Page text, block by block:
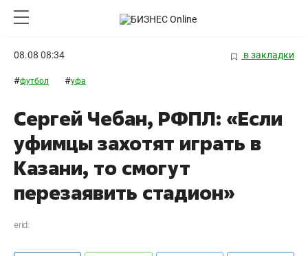
08.08 08:34 в закладки
#футбол #уфа
Сергей Чебан, РФПЛ: «Если
уфимцы захотят играть в
Казани, то смогут
перезаявить стадион»
erid: